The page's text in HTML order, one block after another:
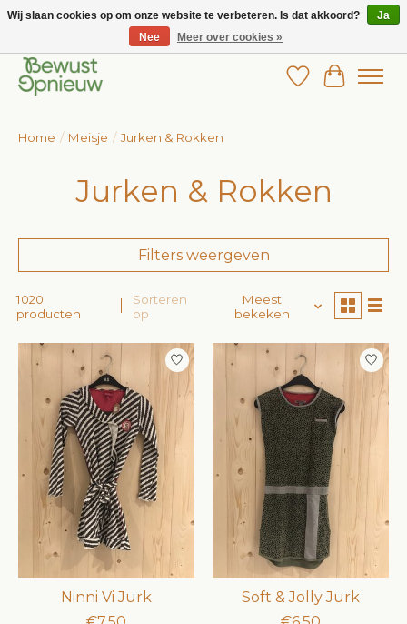
Wij bieden het grootste aanbod in betaalbare kinderkleding!
Verlanglijst
Home / Meisje / Jurken & Rokken
Jurken & Rokken
Filters weergeven
1020
producten
Sorteren
op
Meest
bekeken
Ninni Vi Jurk
Soft & Jolly Jurk
Wij slaan cookies op om onze website te verbeteren. Is dat akkoord?
Ja
Nee
Meer over cookies »